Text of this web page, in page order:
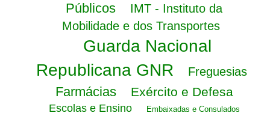
Públicos
IMT - Instituto da
Mobilidade e dos Transportes
Guarda Nacional
Republicana GNR
Freguesias
Farmácias Exército e Defesa
Escolas e Ensino Embaixadas e Consulados